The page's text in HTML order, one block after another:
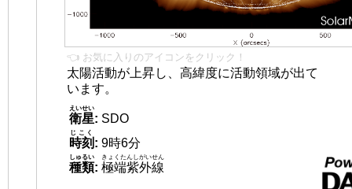
👈 お気に入りのアイコンをクリック！
太陽活動が上昇し、高緯度に活動領域が出て
います。
衛星
えいせい
: SDO
時刻
じこく
: 9時6分
種類
しゅるい
: 極端紫外線
きょくたんしがいせん